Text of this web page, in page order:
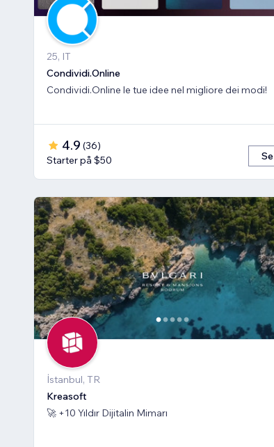
25, IT
Condividi.Online
Condividi.Online le tue idee nel migliore dei modi!
4.9 (36)
Starter på $50
Se
İstanbul, TR
Kreasoft
🚀 +10 Yıldır Dijitalin Mimarı